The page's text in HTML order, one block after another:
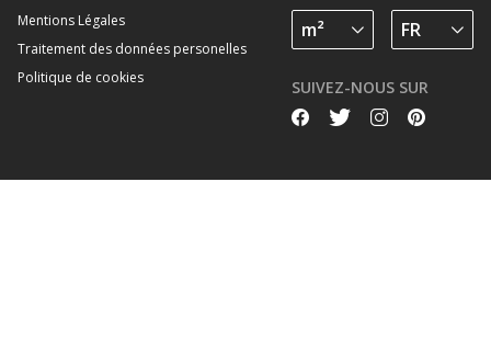
Mentions Légales
Traitement des données personelles
Politique de cookies
SUIVEZ-NOUS SUR